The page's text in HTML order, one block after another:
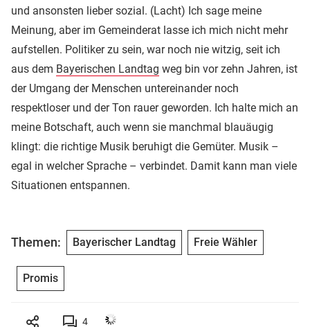
und ansonsten lieber sozial. (Lacht) Ich sage meine
Meinung, aber im Gemeinderat lasse ich mich nicht mehr
aufstellen. Politiker zu sein, war noch nie witzig, seit ich
aus dem Bayerischen Landtag weg bin vor zehn Jahren, ist
der Umgang der Menschen untereinander noch
respektloser und der Ton rauer geworden. Ich halte mich an
meine Botschaft, auch wenn sie manchmal blauäugig
klingt: die richtige Musik beruhigt die Gemüter. Musik –
egal in welcher Sprache – verbindet. Damit kann man viele
Situationen entspannen.
Themen: Bayerischer Landtag Freie Wähler
Promis
4